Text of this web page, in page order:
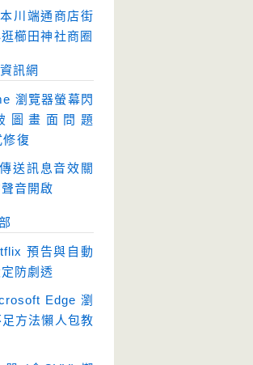
(64)
(20)
(3)
川端通商店街
櫛田神社商圈
訊網
瀏覽器螢幕閃
圖畫面問題
修復
送訊息音效關
音開啟
預告與自動
防劇透
Edge 瀏
方法懶人包教